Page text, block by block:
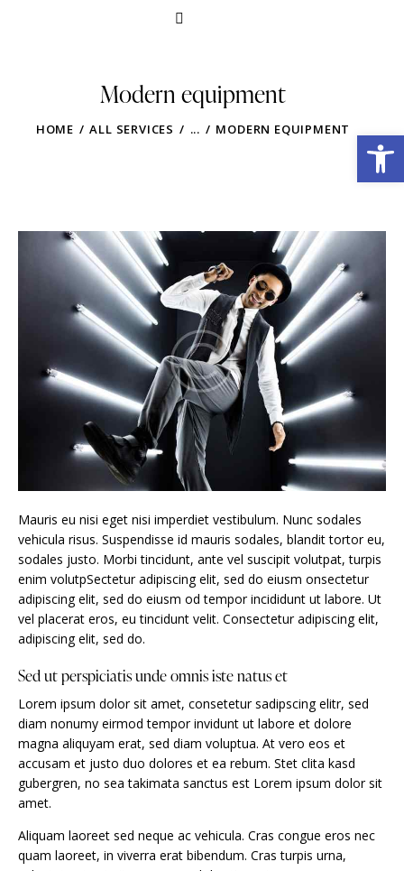
Modern equipment
HOME ALL SERVICES ... MODERN EQUIPMENT
Mauris eu nisi eget nisi imperdiet vestibulum. Nunc sodales
vehicula risus. Suspendisse id mauris sodales, blandit tortor eu,
sodales justo. Morbi tincidunt, ante vel suscipit volutpat, turpis
enim volutpSectetur adipiscing elit, sed do eiusm onsectetur
adipiscing elit, sed do eiusm od tempor incididunt ut labore. Ut
vel placerat eros, eu tincidunt velit. Consectetur adipiscing elit,
adipiscing elit, sed do.
Sed ut perspiciatis unde omnis iste natus et
Lorem ipsum dolor sit amet, consetetur sadipscing elitr, sed
diam nonumy eirmod tempor invidunt ut labore et dolore
magna aliquyam erat, sed diam voluptua. At vero eos et
accusam et justo duo dolores et ea rebum. Stet clita kasd
gubergren, no sea takimata sanctus est Lorem ipsum dolor sit
amet.
Aliquam laoreet sed neque ac vehicula. Cras congue eros nec
quam laoreet, in viverra erat bibendum. Cras turpis urna,
Obre la barra d'eines